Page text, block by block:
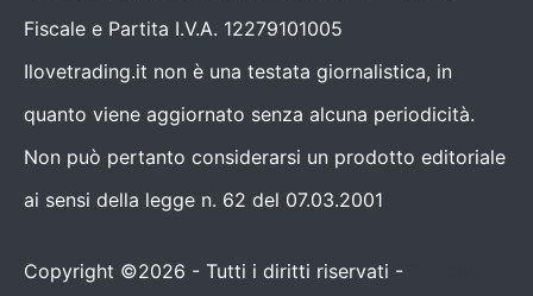
Fiscale e Partita I.V.A. 12279101005
Ilovetrading.it non è una testata giornalistica, in
quanto viene aggiornato senza alcuna periodicità.
Non può pertanto considerarsi un prodotto editoriale
ai sensi della legge n. 62 del 07.03.2001
Copyright ©2026 - Tutti i diritti riservati -